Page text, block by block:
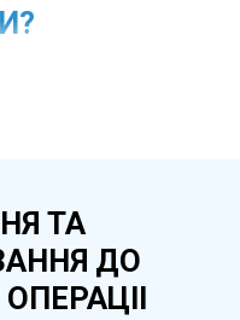
рекомендовано
тріщині, так
симптоми
і заважають
ТА
ДО